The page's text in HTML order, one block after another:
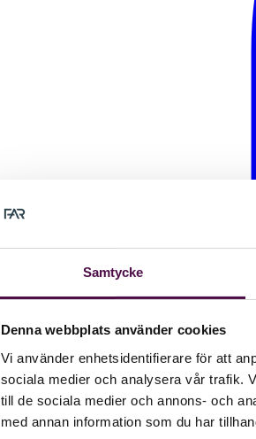
Samtycke
Denna webbplats använder cookies
Vi använder enhetsidentifierare för att
sociala medier och analysera vår trafik.
till de sociala medier och annons- och
med annan information som du har